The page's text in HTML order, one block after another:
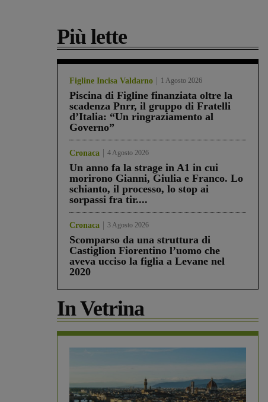
Più lette
Figline Incisa Valdarno 1 Agosto 2026
Piscina di Figline finanziata oltre la
scadenza Pnrr, il gruppo di Fratelli
d’Italia: “Un ringraziamento al
Governo”
Cronaca 4 Agosto 2026
Un anno fa la strage in A1 in cui
morirono Gianni, Giulia e Franco. Lo
schianto, il processo, lo stop ai
sorpassi fra tir....
Cronaca 3 Agosto 2026
Scomparso da una struttura di
Castiglion Fiorentino l’uomo che
aveva ucciso la figlia a Levane nel
2020
In Vetrina